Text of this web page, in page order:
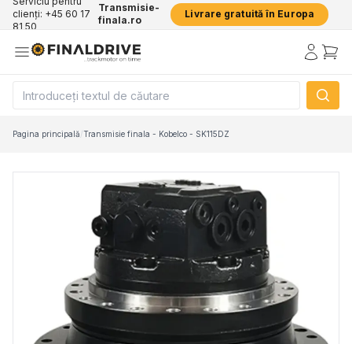
clienți: +45 60 17
81 50
Transmisie-
finala.ro
Livrare gratuită în Europa
Pagina principală/Transmisie finala - Kobelco - SK115DZ